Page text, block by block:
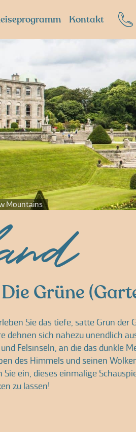
Kontakt
Mountains
Grüne
Sie das tiefe, satte Grün der
dehnen sich nahezu unendlich
Felsinseln, an die das dunkle
des Himmels und seinen
Sie ein, dieses einmalige
zu lassen!